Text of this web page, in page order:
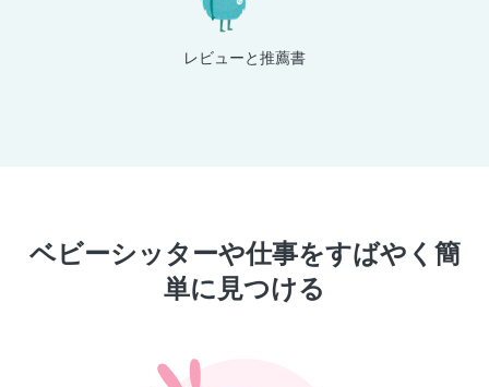
レビューと推薦書
ベビーシッターや仕事をすばやく簡
単に見つける